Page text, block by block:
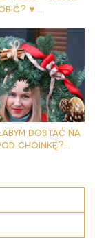
♥ ...
dostać na
choinkę?...